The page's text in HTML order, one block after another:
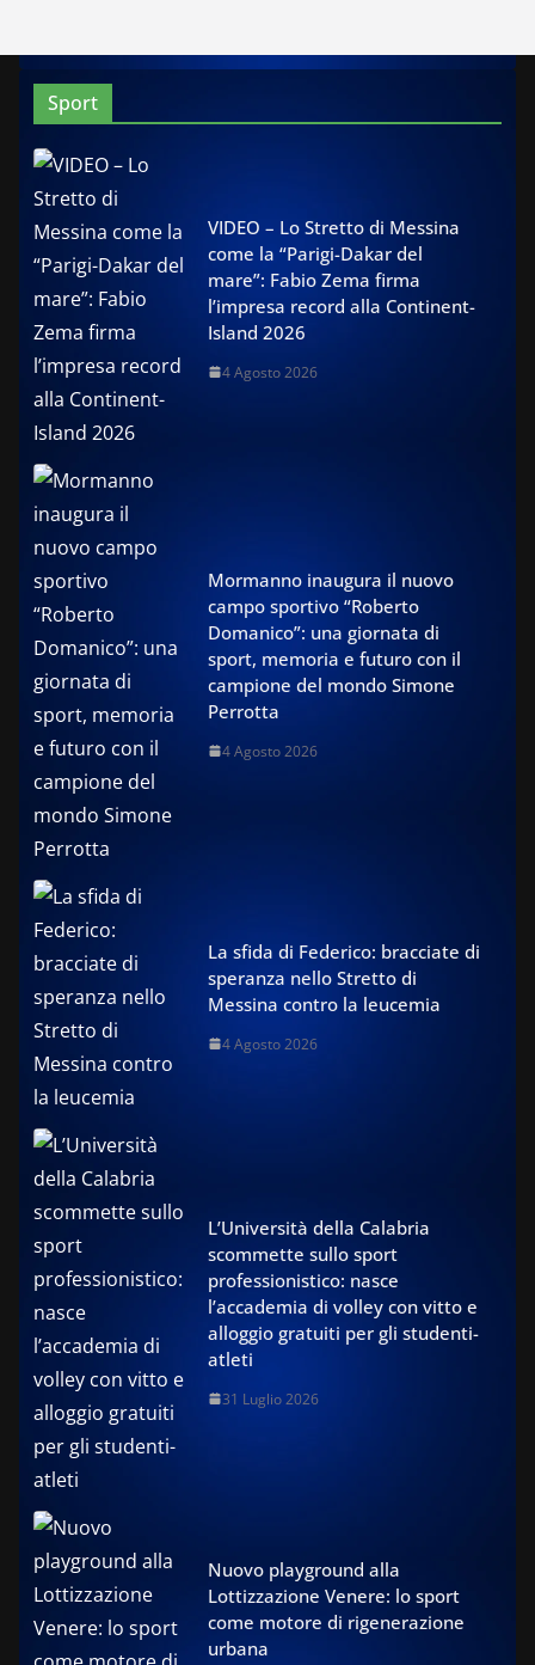
Sport
VIDEO – Lo Stretto di Messina
come la “Parigi-Dakar del
mare”: Fabio Zema firma
l’impresa record alla Continent-
Island 2026
4 Agosto 2026
Mormanno inaugura il nuovo
campo sportivo “Roberto
Domanico”: una giornata di
sport, memoria e futuro con il
campione del mondo Simone
Perrotta
4 Agosto 2026
La sfida di Federico: bracciate di
speranza nello Stretto di
Messina contro la leucemia
4 Agosto 2026
L’Università della Calabria
scommette sullo sport
professionistico: nasce
l’accademia di volley con vitto e
alloggio gratuiti per gli studenti-
atleti
31 Luglio 2026
Nuovo playground alla
Lottizzazione Venere: lo sport
come motore di rigenerazione
urbana